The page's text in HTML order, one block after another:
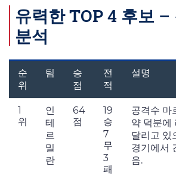
유력한 TOP 4 후보 –
분석
순
위
팀
승
점
전
적
설명
1
위
인
테
르
밀
란
64
점
19
승
7
무
3
패
공격수 마
약 덕분에
달리고 있
경기에서
음.